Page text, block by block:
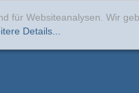
für Websiteanalysen. Wir
Details...